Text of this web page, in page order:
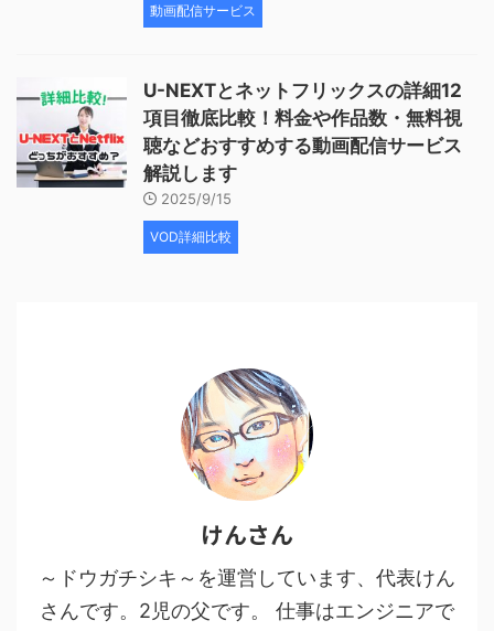
動画配信サービス
U-NEXTとネットフリックスの詳細12
項目徹底比較！料金や作品数・無料視
聴などおすすめする動画配信サービス
解説します
2025/9/15
VOD詳細比較
けんさん
～ドウガチシキ～を運営しています、代表けん
さんです。2児の父です。 仕事はエンジニアで